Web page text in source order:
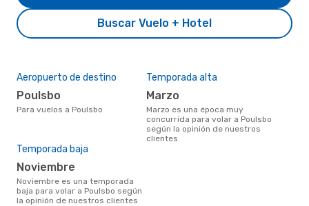
Buscar Vuelo + Hotel
Aeropuerto de destino
Poulsbo
Para vuelos a Poulsbo
Temporada alta
marzo
marzo es una época muy
concurrida para volar a Poulsbo
según la opinión de nuestros
clientes
Temporada baja
noviembre
noviembre es una temporada
baja para volar a Poulsbo según
la opinión de nuestros clientes